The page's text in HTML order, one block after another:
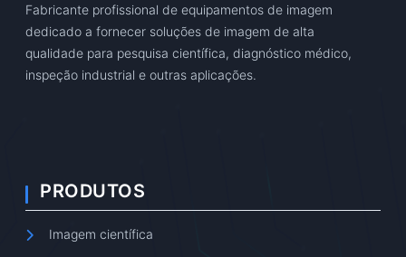
Fabricante profissional de equipamentos de imagem
dedicado a fornecer soluções de imagem de alta
qualidade para pesquisa científica, diagnóstico médico,
inspeção industrial e outras aplicações.
PRODUTOS
Imagem científica